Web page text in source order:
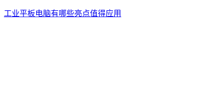
工业平板电脑有哪些亮点值得应用